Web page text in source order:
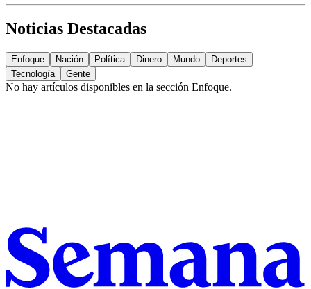
Noticias Destacadas
Enfoque Nación Política Dinero Mundo
Deportes
Tecnología
Gente
No hay artículos disponibles en la sección Enfoque.